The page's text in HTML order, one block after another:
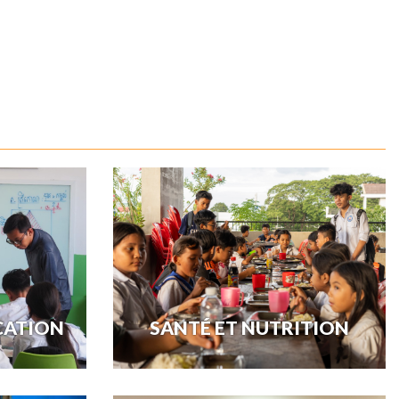
SANTÉ ET NUTRITION